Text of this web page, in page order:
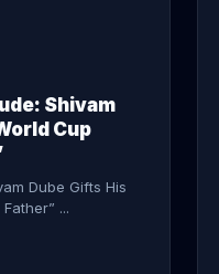
Shivam
Cup
Dube Gifts His
...